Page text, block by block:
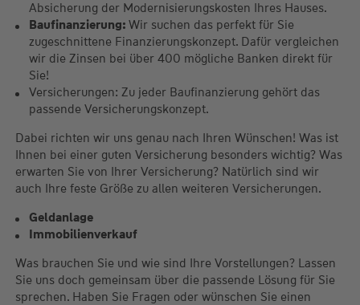
Absicherung der Modernisierungskosten Ihres Hauses.
Baufinanzierung: Wir suchen das perfekt für Sie
zugeschnittene Finanzierungskonzept. Dafür vergleichen
wir die Zinsen bei über 400 mögliche Banken direkt für
Sie!
Versicherungen: Zu jeder Baufinanzierung gehört das
passende Versicherungskonzept.
Dabei richten wir uns genau nach Ihren Wünschen! Was ist
Ihnen bei einer guten Versicherung besonders wichtig? Was
erwarten Sie von Ihrer Versicherung? Natürlich sind wir
auch Ihre feste Größe zu allen weiteren Versicherungen.
Geldanlage
Immobilienverkauf
Was brauchen Sie und wie sind Ihre Vorstellungen? Lassen
Sie uns doch gemeinsam über die passende Lösung für Sie
sprechen. Haben Sie Fragen oder wünschen Sie einen